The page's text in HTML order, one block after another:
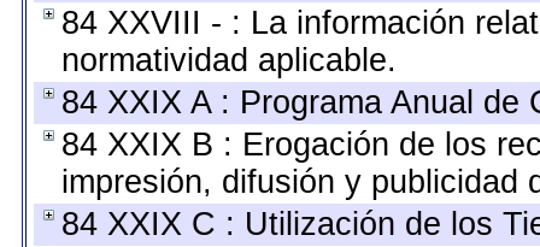
84 XXVIII - : La información
normatividad aplicable.
84 XXIX A : Programa Anual
84 XXIX B : Erogación de los
impresión, difusión y publicidad
84 XXIX C : Utilización de los